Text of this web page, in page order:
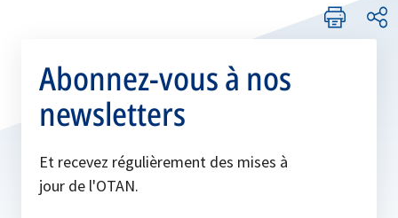
Abonnez-vous à nos
newsletters
Et recevez régulièrement des mises à
jour de l'OTAN.